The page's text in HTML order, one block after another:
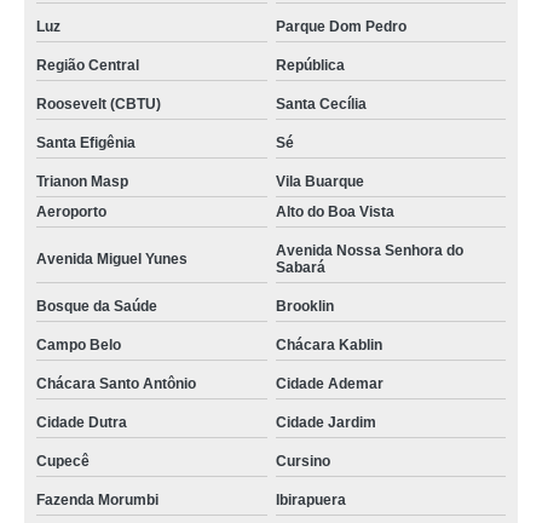
Luz Parque Dom Pedro
Região Central República
Roosevelt (CBTU) Santa Cecília
Santa Efigênia Sé
Trianon Masp
Vila Buarque
Aeroporto
Alto do Boa Vista
Avenida Miguel Yunes
Avenida Nossa Senhora do
Sabará
Bosque da Saúde Brooklin
Campo Belo Chácara Kablin
Chácara Santo Antônio Cidade Ademar
Cidade Dutra Cidade Jardim
Cupecê Cursino
Fazenda Morumbi Ibirapuera